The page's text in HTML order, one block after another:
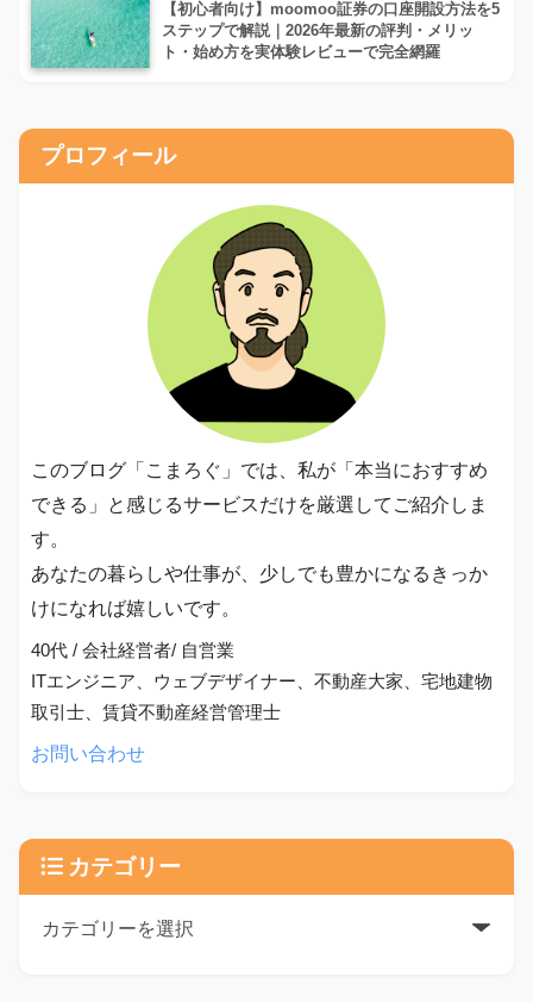
【初心者向け】moomoo証券の口座開設方法を5
ステップで解説｜2026年最新の評判・メリッ
ト・始め方を実体験レビューで完全網羅
プロフィール
このブログ「こまろぐ」では、私が「本当におすすめ
できる」と感じるサービスだけを厳選してご紹介しま
す。
あなたの暮らしや仕事が、少しでも豊かになるきっか
けになれば嬉しいです。
40代 / 会社経営者/ 自営業
ITエンジニア、ウェブデザイナー、不動産大家、宅地建物
取引士、賃貸不動産経営管理士
お問い合わせ
カテゴリー